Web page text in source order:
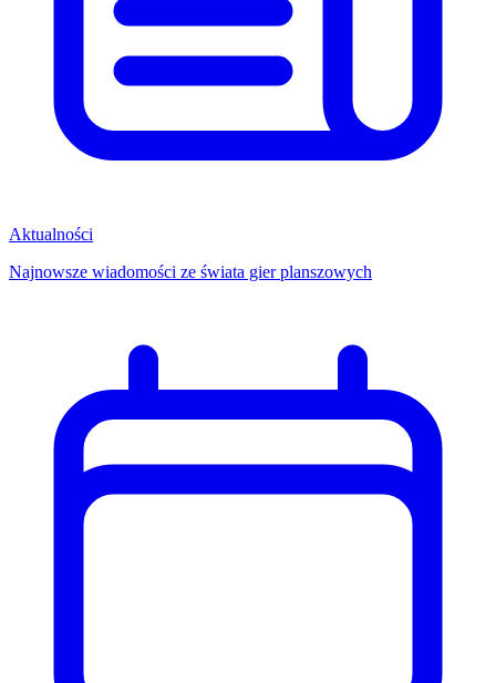
Aktualności
Najnowsze wiadomości ze świata gier planszowych